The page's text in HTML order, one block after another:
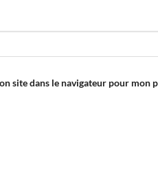
site dans le navigateur pour mon